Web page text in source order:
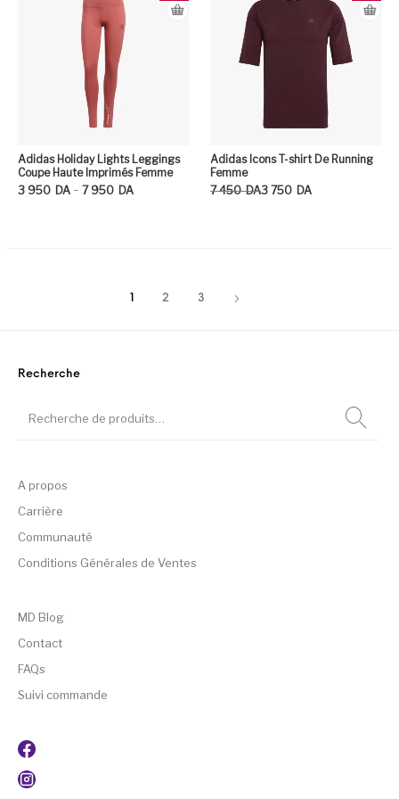
Adidas Holiday Lights Leggings
Coupe Haute Imprimés Femme
3 950 DA – 7 950 DA
Plage de prix : 3 950DA à 7 950DA
Adidas Icons T-shirt De Running
Femme
7 450 DA
Le prix initial était : 7 450DA.
3 750 DA
Le prix actuel est : 3 750DA.
1 2 3
Recherche
A propos
Carrière
Communauté
Conditions Générales de Ventes
MD Blog
Contact
FAQs
Suivi commande